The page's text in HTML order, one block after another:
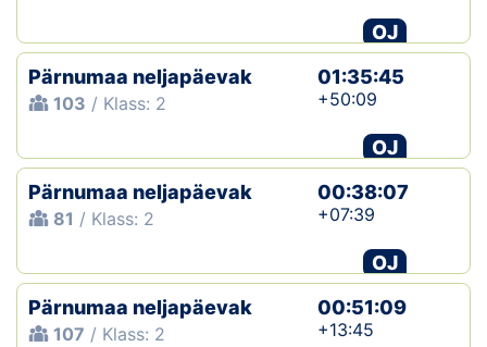
OJ
Pärnumaa neljapäevak
103 / Klass: 2
01:35:45
+50:09
OJ
Pärnumaa neljapäevak
81 / Klass: 2
00:38:07
+07:39
OJ
Pärnumaa neljapäevak
107 / Klass: 2
00:51:09
+13:45